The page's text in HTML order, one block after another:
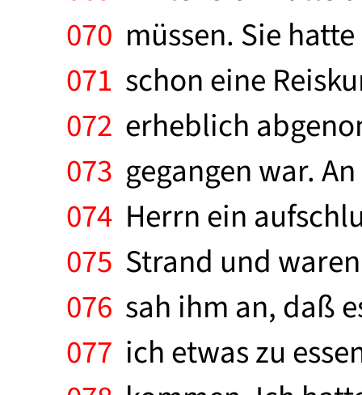
070 müssen. Sie
071 schon eine
072 erheblich
073 gegangen war.
074 Herrn ein
075 Strand und
076 sah ihm an, daß
077 ich etwas zu